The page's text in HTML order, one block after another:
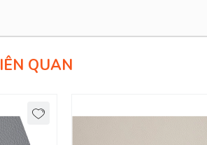
2xx/mét (xx tiểu học ạ)
QUAN